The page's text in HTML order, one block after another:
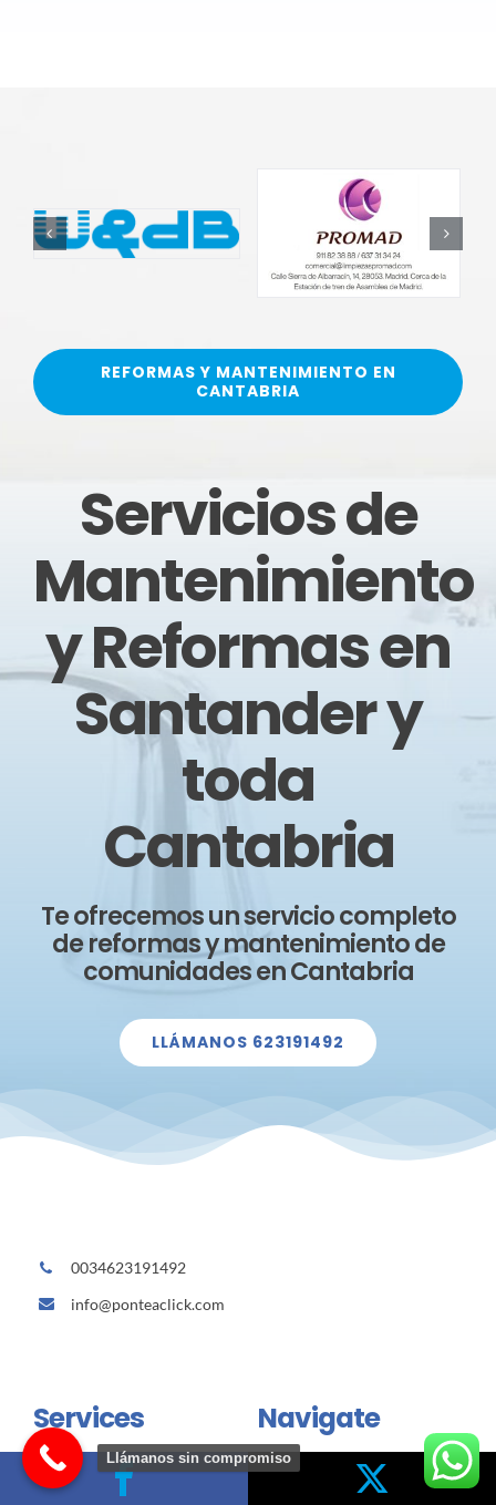
REFORMAS Y MANTENIMIENTO EN
CANTABRIA
Servicios de
Mantenimiento
y Reformas en
Santander y
toda
Cantabria
Te ofrecemos un servicio completo
de reformas y mantenimiento de
comunidades en Cantabria
LLÁMANOS 623191492
0034623191492
info@ponteaclick.com
Services
Reformas y Albañilería en
Navigate
Sobre Nosotros
Llámanos sin compromiso